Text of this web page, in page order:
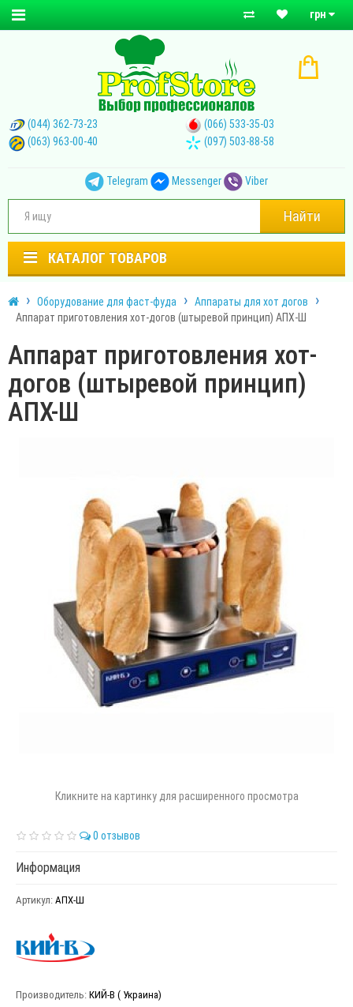
грн
(044) 362-73-23
(066) 533-35-03
(063) 963-00-40
(097) 503-88-58
Telegram Messenger Viber
Найти
КАТАЛОГ ТОВАРОВ
Оборудование для фаст-фуда
Аппараты для хот догов
Аппарат приготовления хот-догов (штыревой принцип) АПХ-Ш
Аппарат приготовления хот-
догов (штыревой принцип)
АПХ-Ш
Кликните на картинку для расширенного просмотра
0 отзывов
Информация
Артикул: АПХ-Ш
Производитель: КИЙ-В ( Украина)